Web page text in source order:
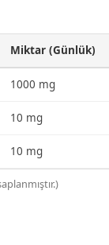
Miktar (Günlük)
1000 mg
10 mg
10 mg